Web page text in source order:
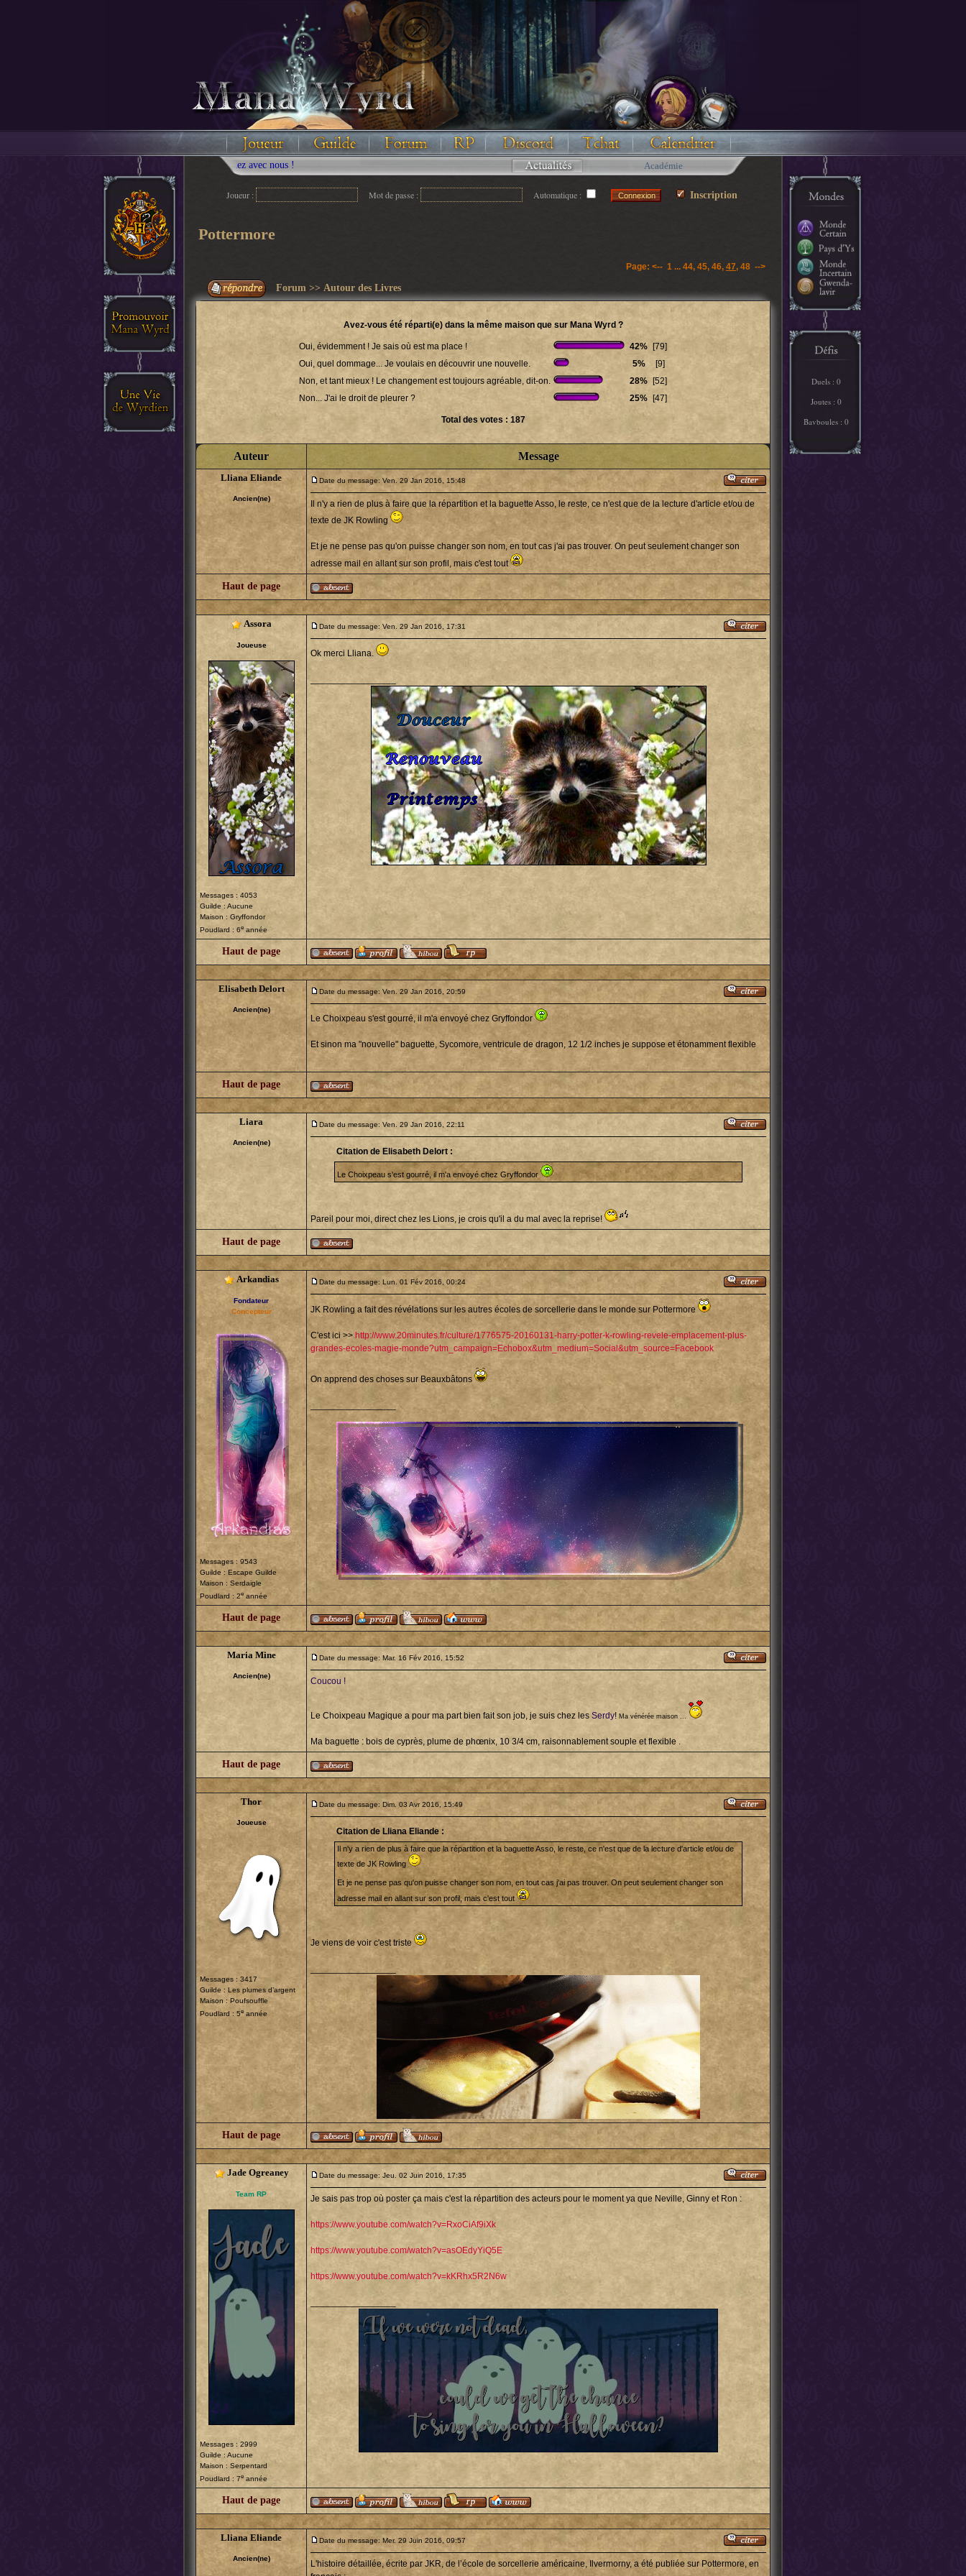
Duels : 0
Joutes : 0
Bavboules : 0
Floodez avec nous ! Académie
Joueur : Mot de passe : Automatique : Inscription
Pottermore
Page: <-- 1 ... 44, 45, 46, 47, 48 -->
Forum >> Autour des Livres
Avez-vous été réparti(e) dans la même maison que sur Mana Wyrd ?
Oui, évidemment ! Je sais où est ma place ! 42%
[79]
Oui, quel dommage... Je voulais en découvrir une nouvelle.
5%
[9]
Non, et tant mieux ! Le changement est toujours agréable, dit-on.
28%
[52]
Non... J'ai le droit de pleurer ?
25% [47]
Total des votes : 187
Auteur Message
Lliana Eliande
Ancien(ne)
Date du message: Ven. 29 Jan 2016, 15:48
Il n'y a rien de plus à faire que la répartition et la baguette Asso, le reste, ce n'est que de la lecture d'article et/ou de
texte de JK Rowling
Et je ne pense pas qu'on puisse changer son nom, en tout cas j'ai pas trouver. On peut seulement changer son
adresse mail en allant sur son profil, mais c'est tout
Haut de page
Assora
Joueuse
Messages : 4053
Guilde : Aucune
Maison : Gryffondor
Poudlard : 6e année
Date du message: Ven. 29 Jan 2016, 17:31
Ok merci Lliana.
Haut de page
Elisabeth Delort
Ancien(ne)
Date du message: Ven. 29 Jan 2016, 20:59
Le Choixpeau s'est gourré, il m'a envoyé chez Gryffondor
Et sinon ma "nouvelle" baguette, Sycomore, ventricule de dragon, 12 1/2 inches je suppose et étonamment flexible
Haut de page
Liara
Ancien(ne)
Date du message: Ven. 29 Jan 2016, 22:11
Citation de Elisabeth Delort :
Le Choixpeau s'est gourré, il m'a envoyé chez Gryffondor
Pareil pour moi, direct chez les Lions, je crois qu'il a du mal avec la reprise!
Haut de page
Arkandias
Fondateur
Concepteur
Messages : 9543
Guilde : Escape Guilde
Maison : Serdaigle
Poudlard : 2e année
Date du message: Lun. 01 Fév 2016, 00:24
JK Rowling a fait des révélations sur les autres écoles de sorcellerie dans le monde sur Pottermore
C'est ici >> http://www.20minutes.fr/culture/1776575-20160131-harry-potter-k-rowling-revele-emplacement-plus-
grandes-ecoles-magie-monde?utm_campaign=Echobox&utm_medium=Social&utm_source=Facebook
On apprend des choses sur Beauxbâtons
_________________
Haut de page
Maria Mine
Ancien(ne)
Date du message: Mar. 16 Fév 2016, 15:52
Coucou !
Le Choixpeau Magique a pour ma part bien fait son job, je suis chez les Serdy! Ma vénérée maison ...
Ma baguette : bois de cyprès, plume de phœnix, 10 3/4 cm, raisonnablement souple et flexible .
Haut de page
Thor
Joueuse
Messages : 3417
Guilde : Les plumes d’argent
Maison : Poufsouffle
Poudlard : 5e année
Date du message: Dim. 03 Avr 2016, 15:49
Citation de Lliana Eliande :
Il n'y a rien de plus à faire que la répartition et la baguette Asso, le reste, ce n'est que de la lecture d'article et/ou de
texte de JK Rowling
Et je ne pense pas qu'on puisse changer son nom, en tout cas j'ai pas trouver. On peut seulement changer son
adresse mail en allant sur son profil, mais c'est tout
Je viens de voir c'est triste
_________________
Haut de page
Jade Ogreaney
Team RP
Messages : 2999
Guilde : Aucune
Maison : Serpentard
Poudlard : 7e année
Date du message: Jeu. 02 Juin 2016, 17:35
Je sais pas trop où poster ça mais c'est la répartition des acteurs pour le moment ya que Neville, Ginny et Ron :
https://www.youtube.com/watch?v=RxoCiAf9iXk
https://www.youtube.com/watch?v=asOEdyYiQ5E
https://www.youtube.com/watch?v=kKRhx5R2N6w
Haut de page
Lliana Eliande
Ancien(ne)
Date du message: Mer. 29 Juin 2016, 09:57
L'histoire détaillée, écrite par JKR, de l’école de sorcellerie américaine, Ilvermorny, a été publiée sur Pottermore, en